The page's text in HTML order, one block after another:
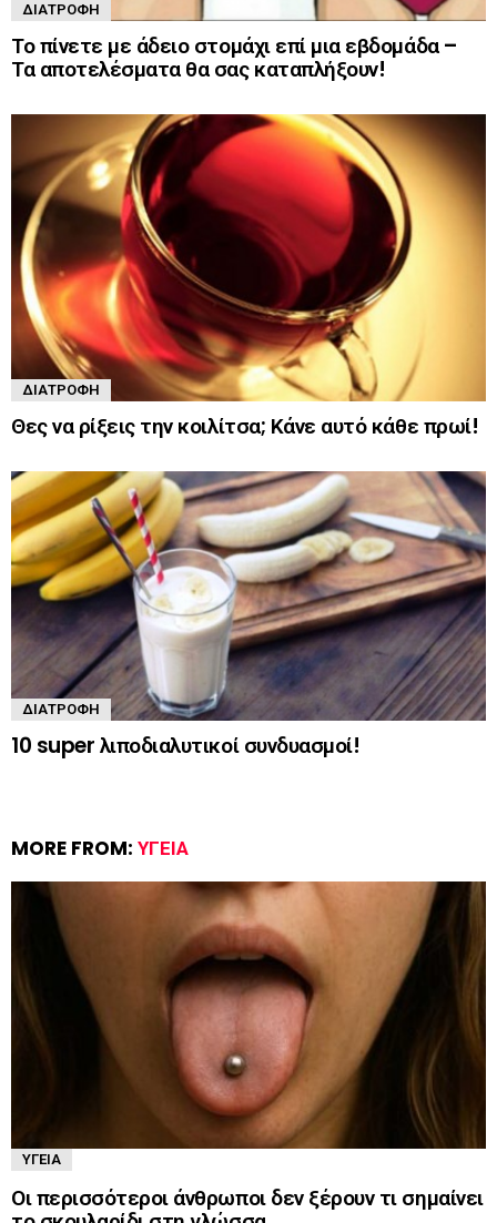
ΔΙΑΤΡΟΦΉ
Το πίνετε με άδειο στομάχι επί μια εβδομάδα –
Τα αποτελέσματα θα σας καταπλήξουν!
ΔΙΑΤΡΟΦΉ
Θες να ρίξεις την κοιλίτσα; Κάνε αυτό κάθε πρωί!
ΔΙΑΤΡΟΦΉ
10 super λιποδιαλυτικοί συνδυασμοί!
MORE FROM: ΥΓΕΊΑ
ΥΓΕΊΑ
Οι περισσότεροι άνθρωποι δεν ξέρουν τι σημαίνει